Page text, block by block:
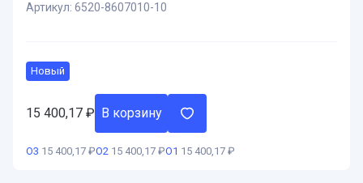
Артикул: 6520-8607010-10
Новый
15 400,17 ₽ В корзину
О3 15 400,17 ₽О2 15 400,17 ₽О1 15 400,17 ₽